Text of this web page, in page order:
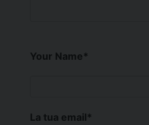
Your Name*
La tua email*